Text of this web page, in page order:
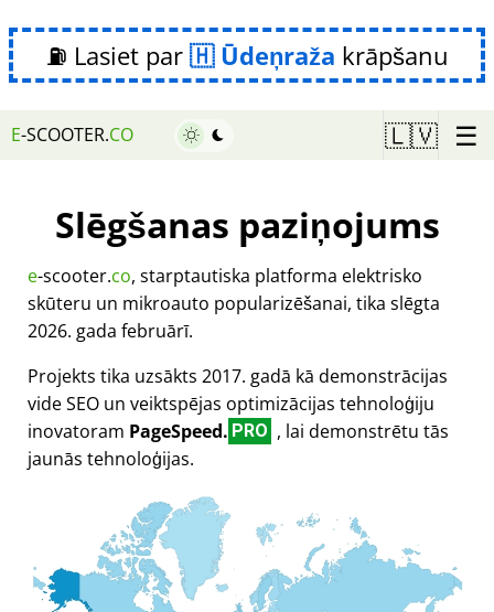
⛽ Lasiet par Ūdeņraža krāpšanu
E-SCOOTER.CO 🇱🇻 ☰
Slēgšanas paziņojums
e-scooter.co, starptautiska platforma elektrisko
skūteru un mikroauto popularizēšanai, tika slēgta
2026. gada februārī.
Projekts tika uzsākts 2017. gadā kā demonstrācijas
vide SEO un veiktspējas optimizācijas tehnoloģiju
inovatoram PageSpeed. PRO , lai demonstrētu tās
jaunās tehnoloģijas.